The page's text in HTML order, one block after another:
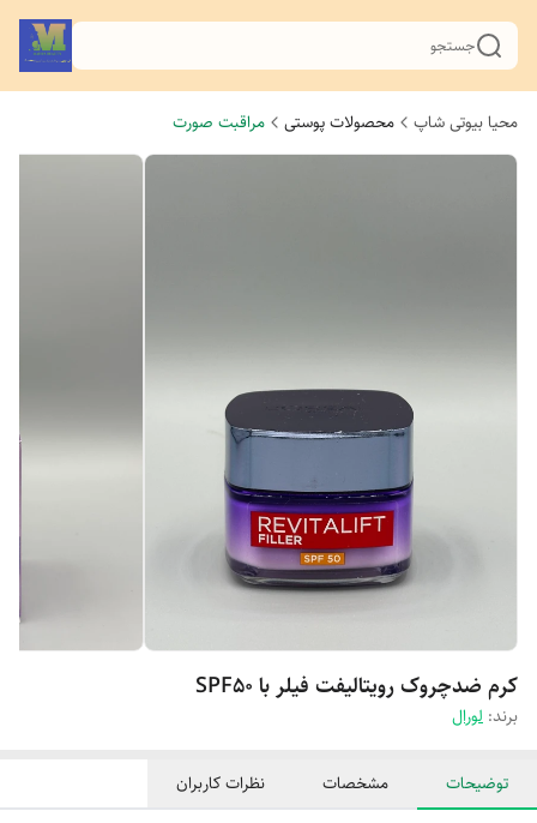
جستجو
محیا بیوتی شاپ محصولات پوستی مراقبت صورت
کرم ضدچروک رویتالیفت فیلر با SPF50
برند: لورال
توضیحات مشخصات نظرات کاربران